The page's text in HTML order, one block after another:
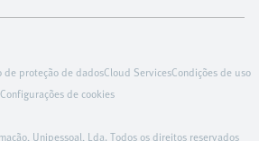
Unipessoal, Lda. Todos os direitos reservados
de proteção de dadosCloud ServicesCondições de uso
Configurações de cookies